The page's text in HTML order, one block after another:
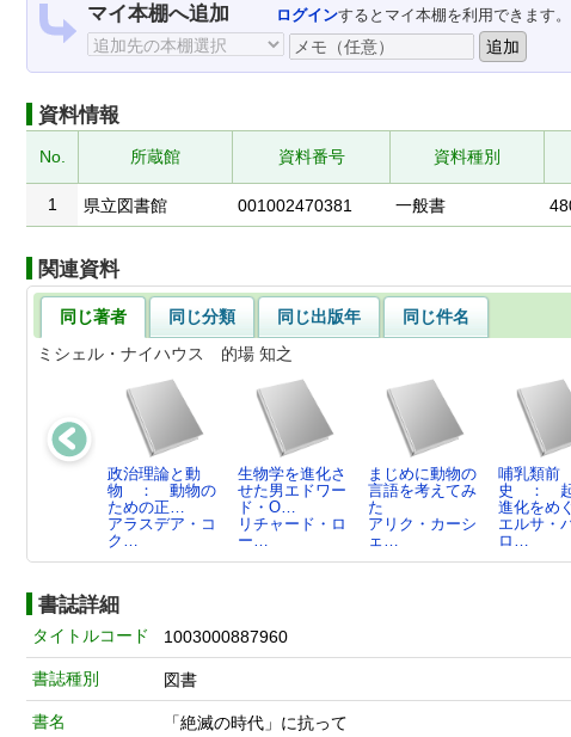
マイ本棚へ追加 ログインするとマイ本棚を利用できます。
資料情報
No. 所蔵館 資料番号 資料種別
1
県立図書館 001002470381 一般書
関連資料
同じ著者 同じ分類 同じ出版年
同じ件名
ミシェル・ナイハウス 的場 知之
政治理論と動
物 ： 動物の
ための正…
アラスデア・コ
ク…
生物学を進化さ
せた男エドワー
ド・O…
リチャード・ロ
ー…
まじめに動物の
言語を考えてみ
た
アリク・カーシ
ェ…
哺乳類前
史 ： 起
進化をめ
エルサ・
ロ…
書誌詳細
タイトルコード 1003000887960
書誌種別 図書
書名 「絶滅の時代」に抗って